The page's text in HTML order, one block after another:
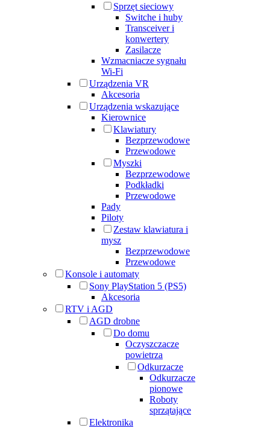
Sprzęt sieciowy
Switche i huby
Transceiver i
konwertery
Zasilacze
Wzmacniacze sygnału
Wi-Fi
Urządzenia VR
Akcesoria
Urządzenia wskazujące
Kierownice
Klawiatury
Bezprzewodowe
Przewodowe
Myszki
Bezprzewodowe
Podkładki
Przewodowe
Pady
Piloty
Zestaw klawiatura i
mysz
Bezprzewodowe
Przewodowe
Konsole i automaty
Sony PlayStation 5 (PS5)
Akcesoria
RTV i AGD
AGD drobne
Do domu
Oczyszczacze
powietrza
Odkurzacze
Odkurzacze
pionowe
Roboty
sprzątające
Elektronika